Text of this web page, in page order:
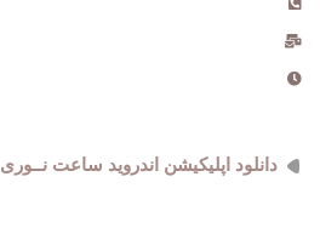
دانلود اپلیکیشن اندروید ساعت نــوری